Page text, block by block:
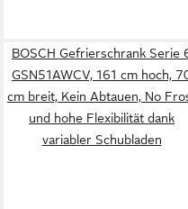
BOSCH Gefrierschrank Serie
GSN51AWCV, 161 cm hoch,
cm breit, Kein Abtauen, No
und hohe Flexibilität dank
variabler Schubladen